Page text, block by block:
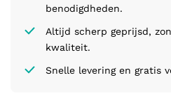
benodigdheden.
Altijd scherp geprijsd,
kwaliteit.
Snelle levering en gratis